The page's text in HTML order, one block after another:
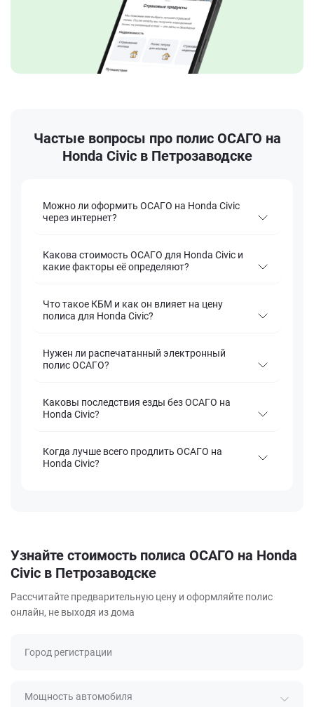
Частые вопросы про полис ОСАГО на
Honda Civic в Петрозаводске
Можно ли оформить ОСАГО на Honda Civic
через интернет?
Какова стоимость ОСАГО для Honda Civic и
какие факторы её определяют?
Что такое КБМ и как он влияет на цену
полиса для Honda Civic?
Нужен ли распечатанный электронный
полис ОСАГО?
Каковы последствия езды без ОСАГО на
Honda Civic?
Когда лучше всего продлить ОСАГО на
Honda Civic?
Узнайте стоимость полиса ОСАГО на Honda
Civic в Петрозаводске
Рассчитайте предварительную цену и оформляйте полис
онлайн, не выходя из дома
Город регистрации
Мощность автомобиля